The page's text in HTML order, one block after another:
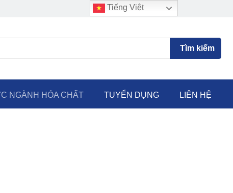
Tìm kiếm
NGÀNH HÓA CHẤT TUYỂN DỤNG LIÊN HỆ
Tiếng Việt